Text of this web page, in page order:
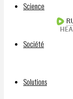
Science
Société
Solutions